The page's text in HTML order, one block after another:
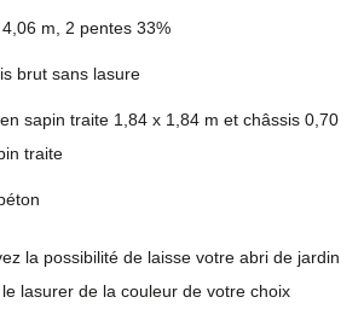
m, 2 pentes 33%
brut sans lasure
sapin traite 1,84 x 1,84 m et châssis 0,70
traite
la possibilité de laisse votre abri de jardin
lasurer de la couleur de votre choix